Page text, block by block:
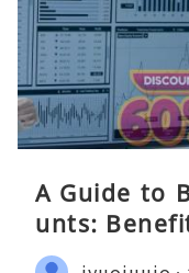
A Guide to
unts: